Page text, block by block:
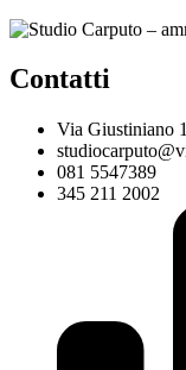
Contatti
Via Giustiniano
081 5547389
345 211 2002